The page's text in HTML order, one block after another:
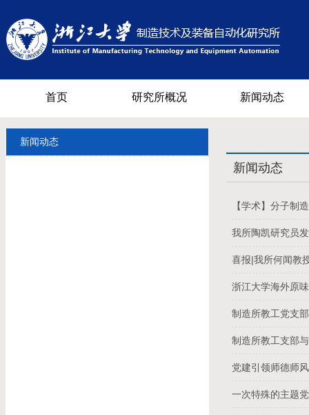
首页 研究所概况 新闻动态
新闻动态
新闻动态
【学术】分子制
我所陶凯研究员
喜报|我所何闻教
浙江大学海外原
制造所教工党支
制造所教工支部
党建引领师德师
一次特殊的主题